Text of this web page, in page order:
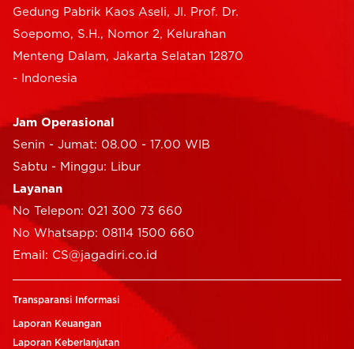
Gedung Pabrik Kaos Aseli, Jl. Prof. Dr.
Soepomo, S.H., Nomor 2, Kelurahan
Menteng Dalam, Jakarta Selatan 12870
- Indonesia
Jam Operasional
Senin - Jumat: 08.00 - 17.00 WIB
Sabtu - Minggu: Libur
Layanan
No Telepon: 021 300 73 660
No Whatsapp: 08114 1500 660
Email: CS@jagadiri.co.id
Transparansi Informasi
Laporan Keuangan
Laporan Keberlanjutan